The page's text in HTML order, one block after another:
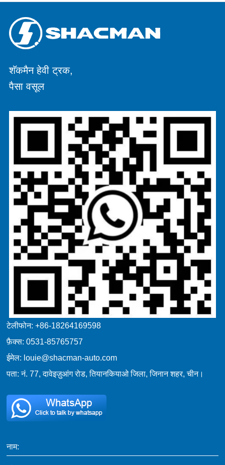
शॅकमैन हेवी ट्रक,
पैसा वसूल
टेलीफोन: +86-18264169598
फ़ैक्स: 0531-85765757
ईमेल: louie@shacman-auto.com
पता: नं. 77, दावेइज़ुआंग रोड, तियानकियाओ जिला, जिनान शहर, चीन।
नाम: